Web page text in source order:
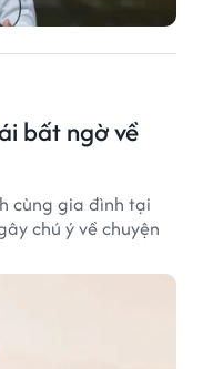
bất ngờ về
cùng gia đình tại
chú ý về chuyện